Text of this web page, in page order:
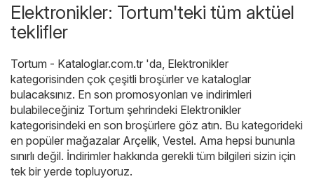
Elektronikler: Tortum'teki tüm aktüel
teklifler
Tortum - Kataloglar.com.tr 'da, Elektronikler
kategorisinden çok çeşitli broşürler ve kataloglar
bulacaksınız. En son promosyonları ve indirimleri
bulabileceğiniz Tortum şehrindeki Elektronikler
kategorisindeki en son broşürlere göz atın. Bu kategorideki
en popüler mağazalar Arçelik Vestel. Ama hepsi bununla
sınırlı değil. İndirimler hakkında gerekli tüm bilgileri sizin için
tek bir yerde topluyoruz.